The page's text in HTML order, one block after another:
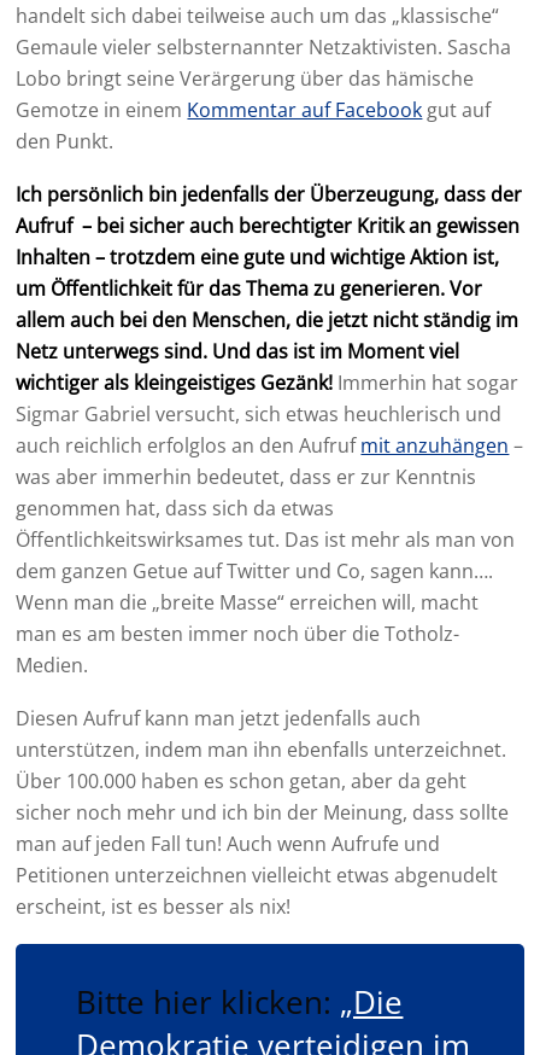
handelt sich dabei teilweise auch um das „klassische“
Gemaule vieler selbsternannter Netzaktivisten. Sascha
Lobo bringt seine Verärgerung über das hämische
Gemotze in einem Kommentar auf Facebook gut auf
den Punkt.
Ich persönlich bin jedenfalls der Überzeugung, dass der
Aufruf – bei sicher auch berechtigter Kritik an gewissen
Inhalten – trotzdem eine gute und wichtige Aktion ist,
um Öffentlichkeit für das Thema zu generieren. Vor
allem auch bei den Menschen, die jetzt nicht ständig im
Netz unterwegs sind. Und das ist im Moment viel
wichtiger als kleingeistiges Gezänk! Immerhin hat sogar
Sigmar Gabriel versucht, sich etwas heuchlerisch und
auch reichlich erfolglos an den Aufrufmit anzuhängen –
was aber immerhin bedeutet, dass er zur Kenntnis
genommen hat, dass sich da etwas
Öffentlichkeitswirksames tut. Das ist mehr als man von
dem ganzen Getue auf Twitter und Co, sagen kann….
Wenn man die „breite Masse“ erreichen will, macht
man es am besten immer noch über die Totholz-
Medien.
Diesen Aufruf kann man jetzt jedenfalls auch
unterstützen, indem man ihn ebenfalls unterzeichnet.
Über 100.000 haben es schon getan, aber da geht
sicher noch mehr und ich bin der Meinung, dass sollte
man auf jeden Fall tun! Auch wenn Aufrufe und
Petitionen unterzeichnen vielleicht etwas abgenudelt
erscheint, ist es besser als nix!
Bitte hier klicken: „Die
Demokratie verteidigen im